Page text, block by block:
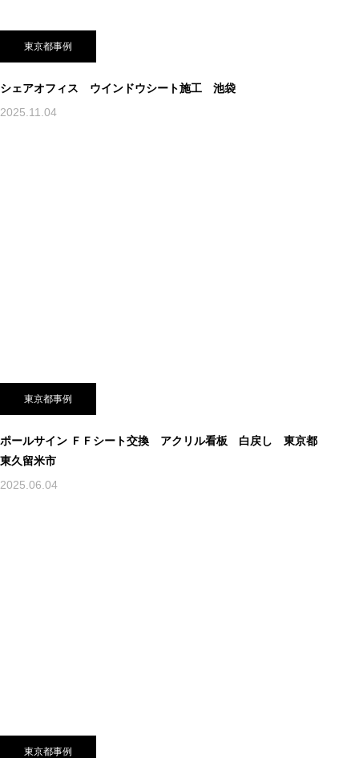
東京都事例
シェアオフィス ウインドウシート施工 池袋
2025.11.04
東京都事例
ポールサイン ＦＦシート交換 アクリル看板 白戻し 東京都
東久留米市
2025.06.04
東京都事例